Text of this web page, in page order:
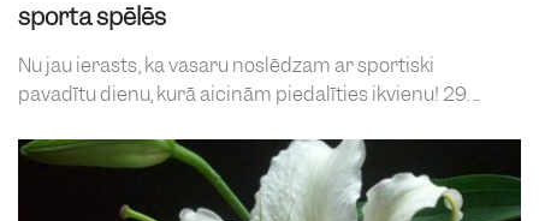
sporta spēlēs
Nu jau ierasts, ka vasaru noslēdzam ar sportiski
pavadītu dienu, kurā aicinām piedalīties ikvienu! 29. ...